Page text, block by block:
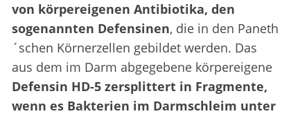
von körpereigenen Antibiotika, den
sogenannten Defensinen, die in den Paneth
´schen Körnerzellen gebildet werden. Das
aus dem im Darm abgegebene körpereigene
Defensin HD-5 zersplittert in Fragmente,
wenn es Bakterien im Darmschleim unter